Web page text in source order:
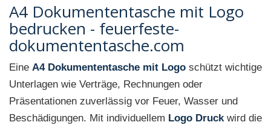
A4 Dokumententasche mit Logo
bedrucken - feuerfeste-
dokumententasche.com
Eine A4 Dokumententasche mit Logo schützt wichtige
Unterlagen wie Verträge, Rechnungen oder
Präsentationen zuverlässig vor Feuer, Wasser und
Beschädigungen. Mit individuellem Logo Druckwird die